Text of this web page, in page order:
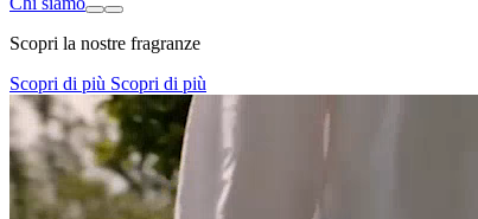
Scopri la nostre fragranze
Scopri di più Scopri di più